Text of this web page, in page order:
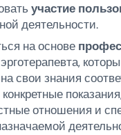
участие
деятельности.
на основе
эрготерапевта,
свои знания
отношения и